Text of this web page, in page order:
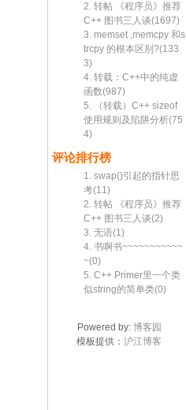
2. 转帖 《程序员》推荐
C++ 图书三人谈(1697)
3. memset ,memcpy 和s
trcpy 的根本区别?(133
3)
4. 转载：C++中的纯虚
函数(987)
5. （转载）C++ sizeof
使用规则及陷阱分析(75
4)
评论排行榜
1. swap()引起的指针思
考(11)
2. 转帖 《程序员》推荐
C++ 图书三人谈(2)
3. 无语(1)
4. 书啊书~~~~~~~~~~~
~(0)
5. C++ Primer里一个类
似string的简单类(0)
Powered by: 博客园
模板提供： 沪江博客